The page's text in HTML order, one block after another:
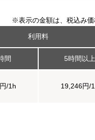
※表示の金額は、税込み価
利用料
間 5時間以上
/1h 19,246円/